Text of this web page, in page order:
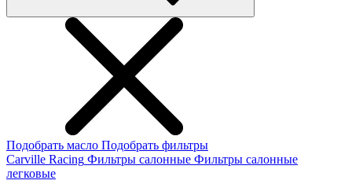
Подобрать масло Подобрать фильтры
Carville Racing Фильтры салонные Фильтры салонные
легковые